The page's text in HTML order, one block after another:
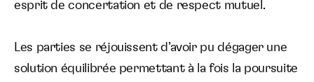
esprit de concertation et de respect mutuel.
Les parties se réjouissent d’avoir pu dégager une
solution équilibrée permettant à la fois la poursuite